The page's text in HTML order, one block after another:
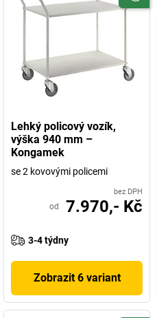
Lehký policový vozík,
výška 940 mm –
Kongamek
se 2 kovovými policemi
bez DPH
od 7.970,- Kč
3-4 týdny
Zobrazit 6 variant